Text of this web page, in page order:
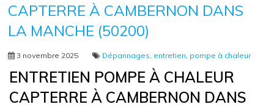
CAPTERRE À CAMBERNON DANS
LA MANCHE (50200)
3 novembre 2025 Dépannages entretien pompe à chaleur
ENTRETIEN POMPE À CHALEUR
CAPTERRE À CAMBERNON DANS